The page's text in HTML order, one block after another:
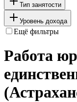
Тип занятости
Уровень дохода
Ещё фильтры
Работа